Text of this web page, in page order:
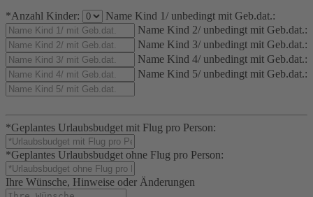
*Anzahl Kinder:
Name Kind 1/ unbedingt mit Geb.dat.:
Name Kind 2/ unbedingt mit Geb.dat.:
Name Kind 3/ unbedingt mit Geb.dat.:
Name Kind 4/ unbedingt mit Geb.dat.:
Name Kind 5/ unbedingt mit Geb.dat.:
*Geplantes Urlaubsbudget mit Flug pro Person:
*Geplantes Urlaubsbudget ohne Flug pro Person:
Ihre Wünsche, Hinweise oder Änderungen